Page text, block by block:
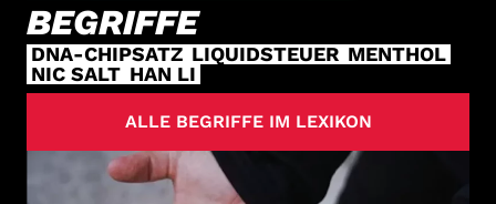
BEGRIFFE
DNA-CHIPSATZ LIQUIDSTEUER MENTHOL
NIC SALT HAN LI
ALLE BEGRIFFE IM LEXIKON